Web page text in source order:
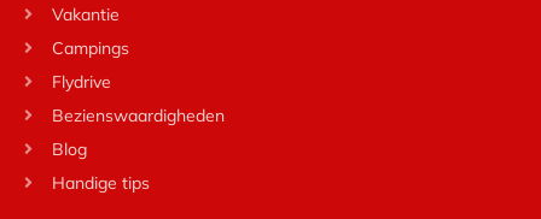
Vakantie
Campings
Flydrive
Bezienswaardigheden
Blog
Handige tips